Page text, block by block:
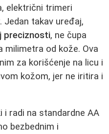
električni trimeri
Jedan takav uređaj,
preciznosti, ne čupa
milimetra od kože. Ova
za korišćenje na licu i
kožom, jer ne iritira i
i radi na standardne AA
bezbednim i